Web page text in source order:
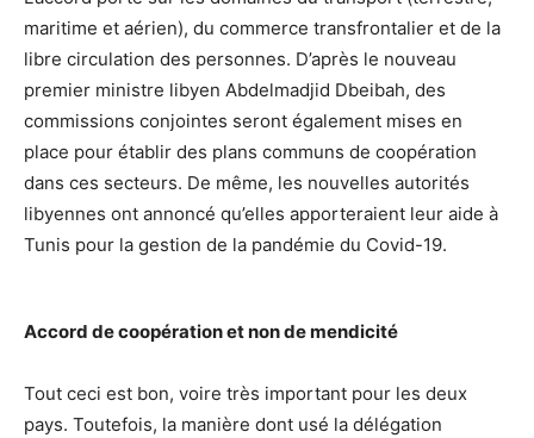
maritime et aérien), du commerce transfrontalier et de la
libre circulation des personnes. D’après le nouveau
premier ministre libyen Abdelmadjid Dbeibah, des
commissions conjointes seront également mises en
place pour établir des plans communs de coopération
dans ces secteurs. De même, les nouvelles autorités
libyennes ont annoncé qu’elles apporteraient leur aide à
Tunis pour la gestion de la pandémie du Covid-19.
Accord de coopération et non de mendicité
Tout ceci est bon, voire très important pour les deux
pays. Toutefois, la manière dont usé la délégation